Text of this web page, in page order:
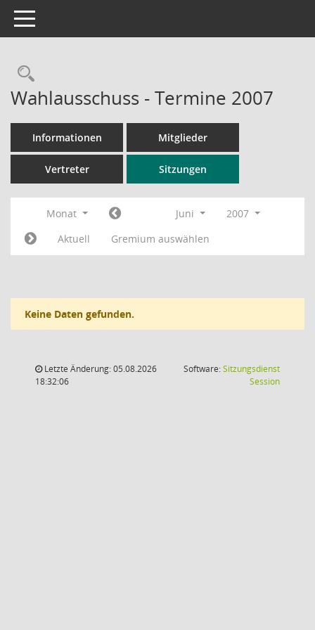
Toggle navigation
Rechercheauswahl
Wahlausschuss - Termine 2007
Informationen Mitglieder
Vertreter Sitzungen
Monat Juni
2007
Aktuell
Gremium auswählen
Keine Daten gefunden.
Letzte Änderung: 05.08.2026
18:32:06
Software:Sitzungsdienst
Session(Wird in